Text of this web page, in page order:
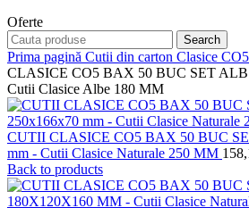
Oferte
Search
Prima pagină Cutii din carton Clasice
CLASICE CO5 BAX 50 BUC SET
Cutii Clasice Albe 180 MM
CUTII CLASICE CO5 BAX 50 BUC
mm - Cutii Clasice Naturale 250 MM
Back to products